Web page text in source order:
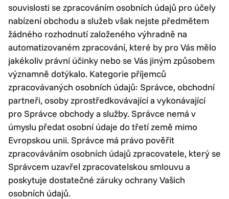
souvislosti se zpracováním osobních údajů pro účely
nabízení obchodu a služeb však nejste předmětem
žádného rozhodnutí založeného výhradně na
automatizovaném zpracování, které by pro Vás mělo
jakékoliv právní účinky nebo se Vás jiným způsobem
významně dotýkalo. Kategorie příjemců
zpracovávaných osobních údajů: Správce, obchodní
partneři, osoby zprostředkovávající a vykonávající
pro Správce obchody a služby. Správce nemá v
úmyslu předat osobní údaje do třetí země mimo
Evropskou unii. Správce má právo pověřit
zpracováváním osobních údajů zpracovatele, který se
Správcem uzavřel zpracovatelskou smlouvu a
poskytuje dostatečné záruky ochrany Vašich
osobních údajů.